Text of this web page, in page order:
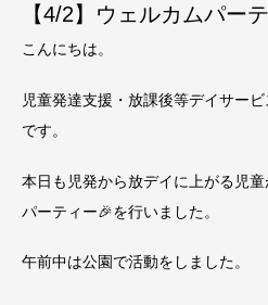
【4/2】ウェルカムパー
こんにちは。
児童発達支援・放課後等デイサー
です。
本日も児発から放デイに上がる児
パーティー🎉を行いました。
午前中は公園で活動をしました。